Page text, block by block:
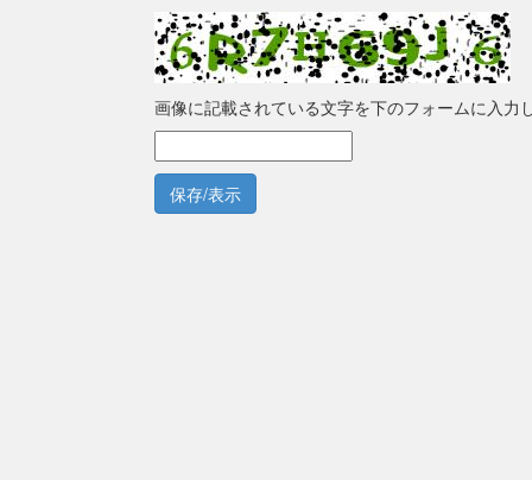
画像に記載されている文字を下のフォームに入力
保存/表示